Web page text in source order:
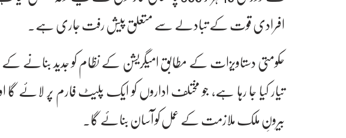
افرادی قوت کے تبادلے سے متعلق پیش رفت جاری ہے۔
حکومتی دستاویزات کے مطابق امیگریشن کے نظام کو جدید بنانے
تیار کیا جا رہا ہے، جو مختلف اداروں کو ایک پلیٹ فارم پر
بیرونِ ملک ملازمت کے عمل کو آسان بنائے گا۔